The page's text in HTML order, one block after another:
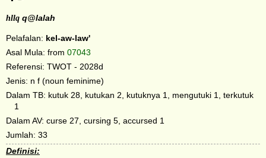
hllq q@lalah
Pelafalan: kel-aw-law'
Asal Mula: from 07043
Referensi: TWOT - 2028d
Jenis: n f (noun feminime)
Dalam TB: kutuk 28, kutukan 2, kutuknya 1, mengutuki 1, terkutuk
1
Dalam AV: curse 27, cursing 5, accursed 1
Jumlah: 33
Definisi: